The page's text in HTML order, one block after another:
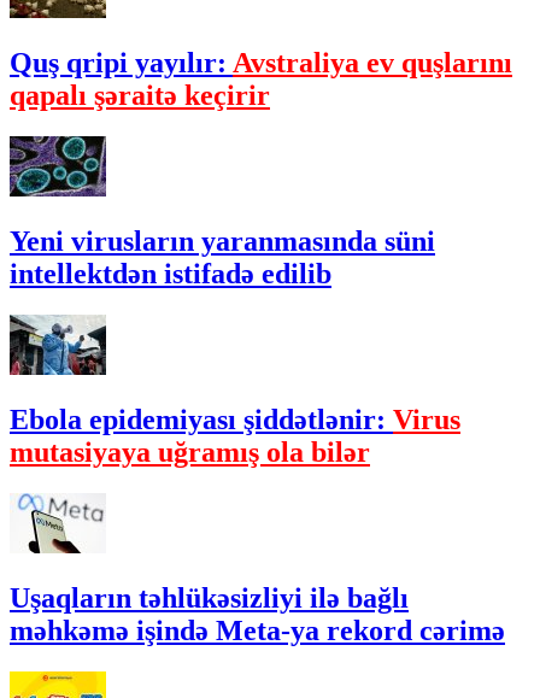
Quş qripi yayılır: Avstraliya ev quşlarını
qapalı şəraitə keçirir
Yeni virusların yaranmasında süni
intellektdən istifadə edilib
Ebola epidemiyası şiddətlənir: Virus
mutasiyaya uğramış ola bilər
Uşaqların təhlükəsizliyi ilə bağlı
məhkəmə işində Meta-ya rekord cərimə